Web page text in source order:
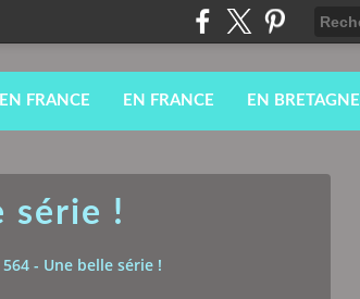
EN FRANCE EN FRANCE EN BRETAGNE
série !
564 - Une belle série !